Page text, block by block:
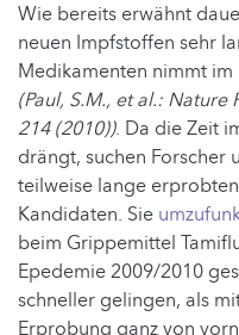
Wie bereits erwähnt
neuen Impfstoffen sehr
Medikamenten nimmt im
(Paul, S.M., et al.: Nature
214 (2010)). Da die Zeit
drängt, suchen Forscher
teilweise lange
Kandidaten. Sie
beim Grippemittel
Epedemie 2009/2010
schneller gelingen, als
Erprobung ganz von